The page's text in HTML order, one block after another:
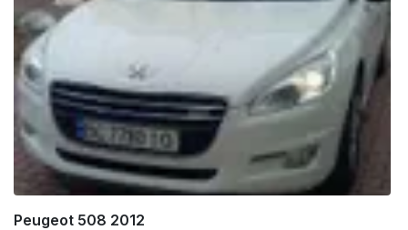
Peugeot 508 2012